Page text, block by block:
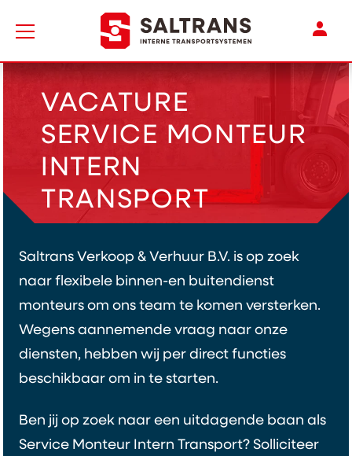
Naar de homepage
VACATURE
SERVICE MONTEUR
INTERN
TRANSPORT
Saltrans Verkoop & Verhuur B.V. is op zoek
naar flexibele binnen-en buitendienst
monteurs om ons team te komen versterken.
Wegens aannemende vraag naar onze
diensten, hebben wij per direct functies
beschikbaar om in te starten.
Ben jij op zoek naar een uitdagende baan als
Service Monteur Intern Transport? Solliciteer